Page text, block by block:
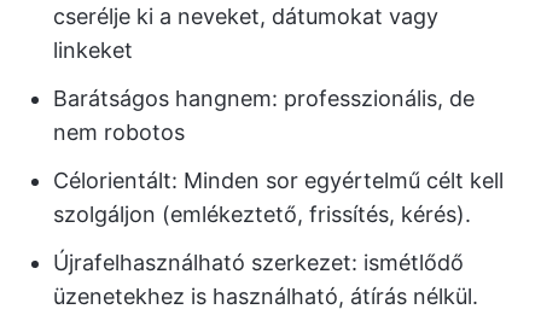
cserélje ki a neveket, dátumokat vagy
linkeket
Barátságos hangnem: professzionális, de
nem robotos
Célorientált: Minden sor egyértelmű célt kell
szolgáljon (emlékeztető, frissítés, kérés).
Újrafelhasználható szerkezet: ismétlődő
üzenetekhez is használható, átírás nélkül.